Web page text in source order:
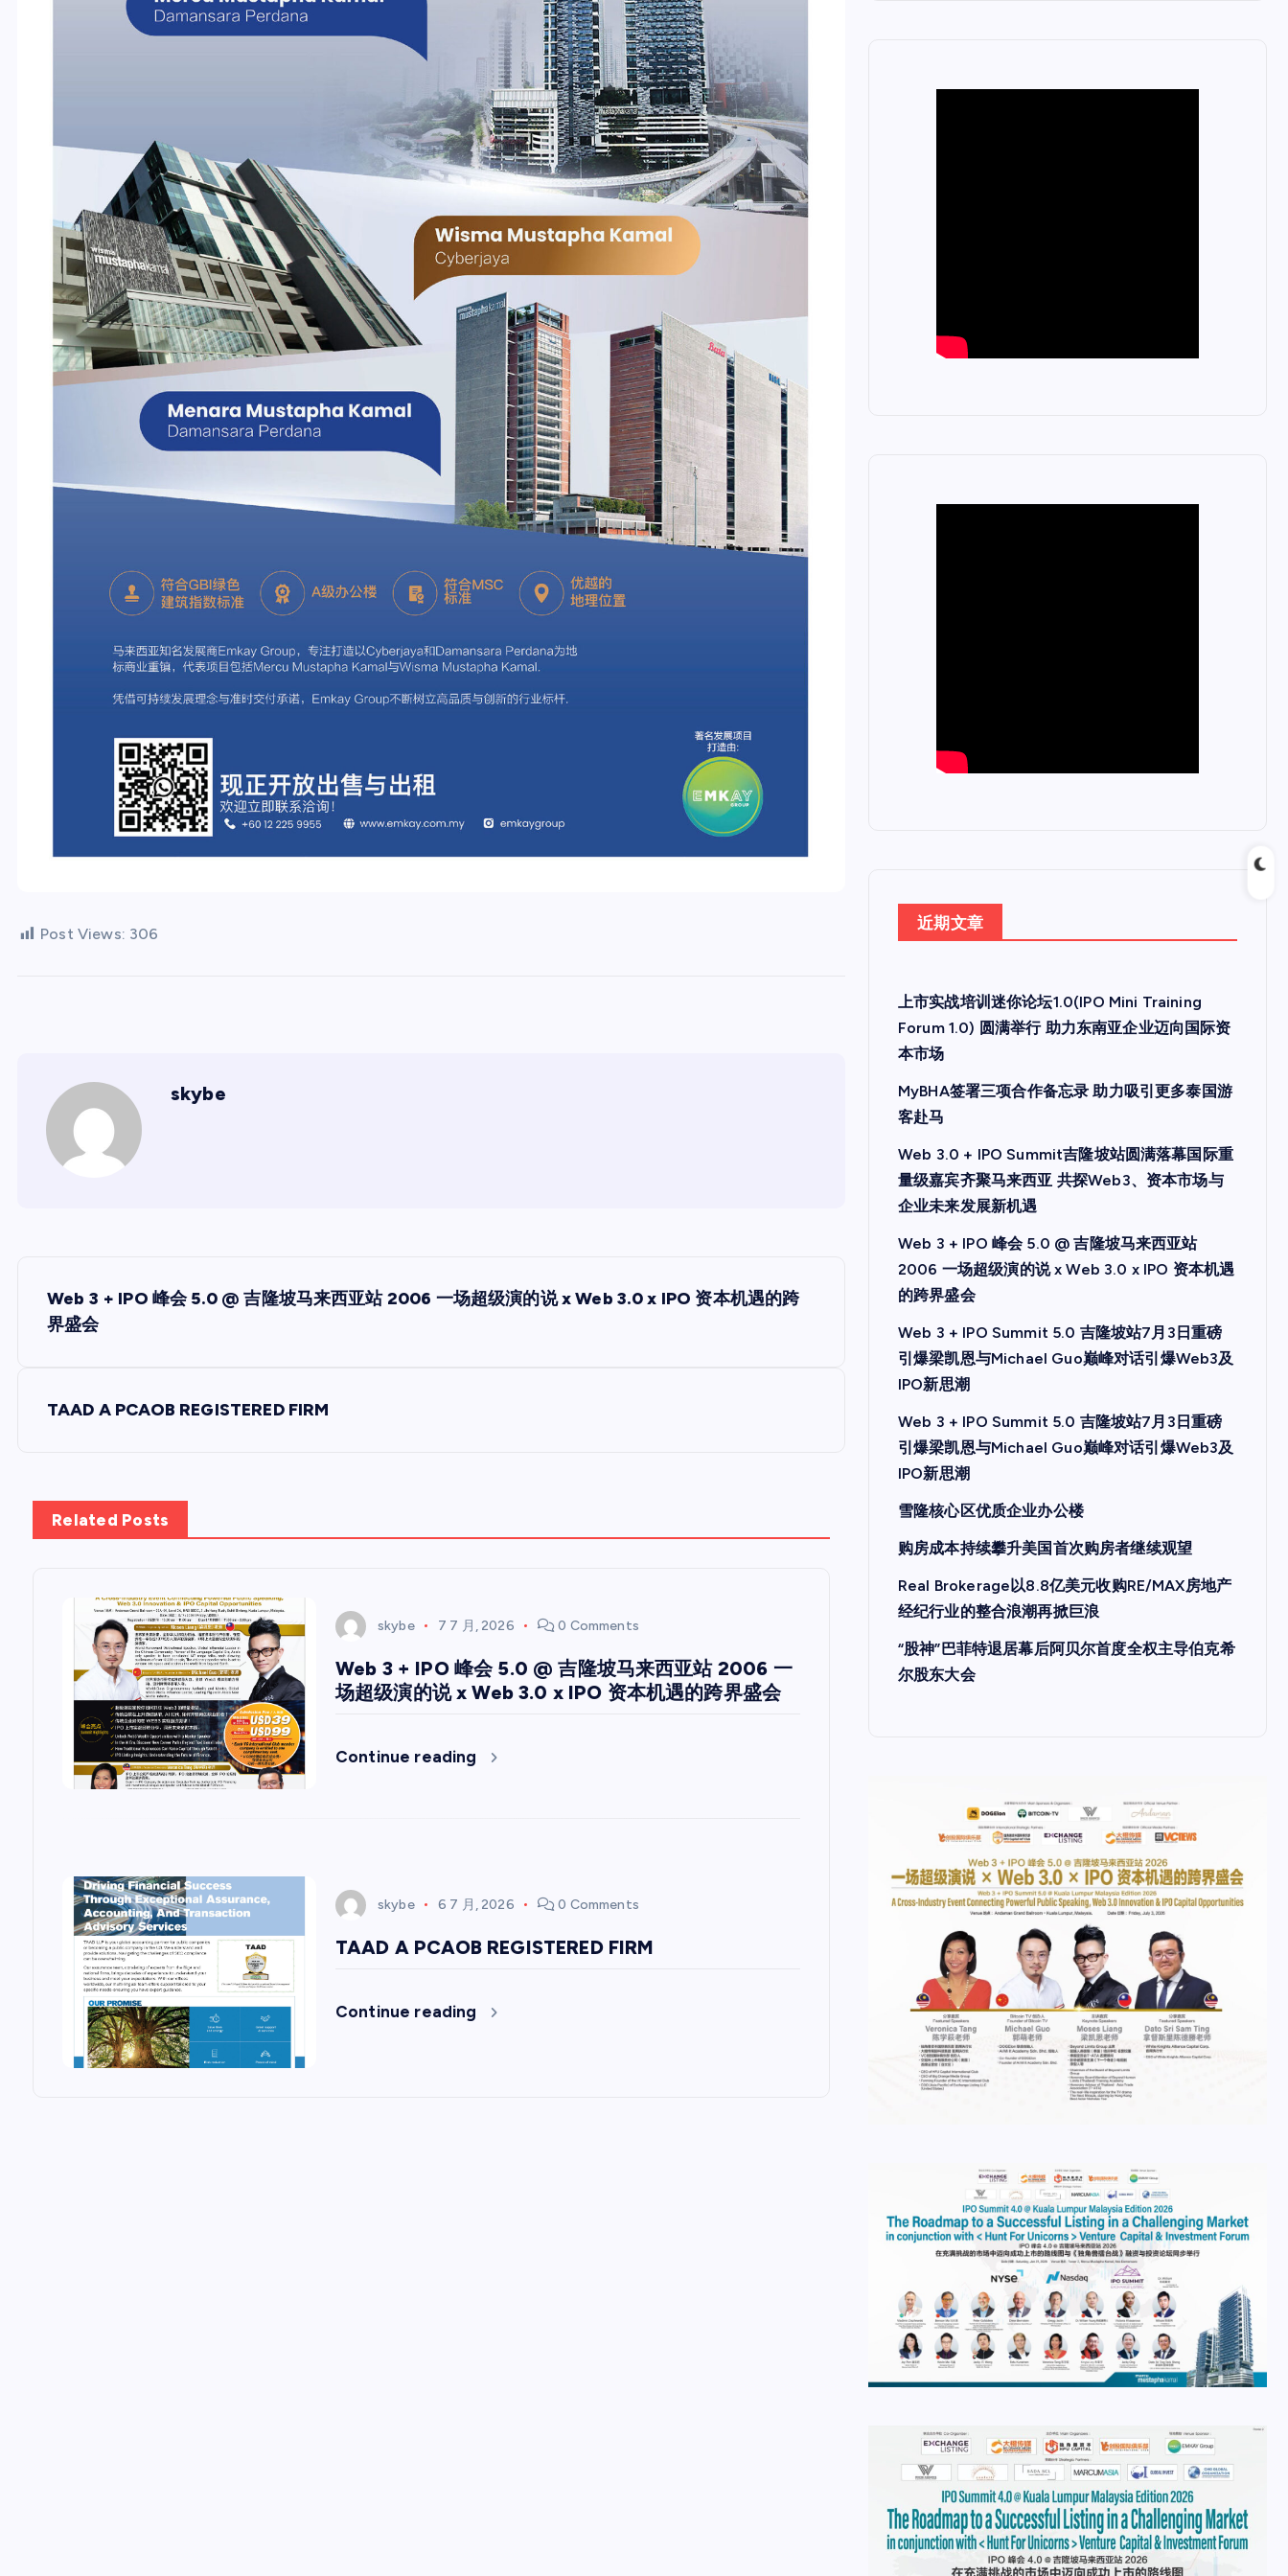
Post Views: 306
skybe
文
章
导
Web 3 + IPO 峰会 5.0 @ 吉隆坡马来西亚站 2006 一场超级演的说 x Web 3.0 x IPO 资本机遇的跨
界盛会
TAAD A PCAOB REGISTERED FIRM
Related Posts
skybe 7 7 月, 2026 0 Comments
Web 3 + IPO 峰会 5.0 @ 吉隆坡马来西亚站 2006 一
场超级演的说 x Web 3.0 x IPO 资本机遇的跨界盛会
Continue reading
skybe 6 7 月, 2026 0 Comments
TAAD A PCAOB REGISTERED FIRM
Continue reading
近期文章
上市实战培训迷你论坛1.0(IPO Mini Training
Forum 1.0) 圆满举行 助力东南亚企业迈向国际资
本市场
MyBHA签署三项合作备忘录 助力吸引更多泰国游
客赴马
Web 3.0 + IPO Summit吉隆坡站圆满落幕国际重
量级嘉宾齐聚马来西亚 共探Web3、资本市场与
企业未来发展新机遇
Web 3 + IPO 峰会 5.0 @ 吉隆坡马来西亚站
2006 一场超级演的说 x Web 3.0 x IPO 资本机遇
的跨界盛会
Web 3 + IPO Summit 5.0 吉隆坡站7月3日重磅
引爆梁凯恩与Michael Guo巅峰对话引爆Web3及
IPO新思潮
Web 3 + IPO Summit 5.0 吉隆坡站7月3日重磅
引爆梁凯恩与Michael Guo巅峰对话引爆Web3及
IPO新思潮
雪隆核心区优质企业办公楼
购房成本持续攀升美国首次购房者继续观望
Real Brokerage以8.8亿美元收购RE/MAX房地产
经纪行业的整合浪潮再掀巨浪
“股神”巴菲特退居幕后阿贝尔首度全权主导伯克希
尔股东大会